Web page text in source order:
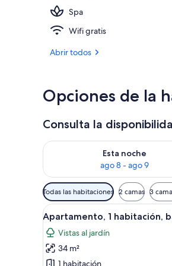
Spa
Wifi gratis
Abrir todos
Opciones de la
Consulta la
Esta noche
ago 8 - ago 9
Consulta la disponibilidad
Filtros
disponibles
para
las
habitaciones
Todas las habitaciones 2 camas 3
Abrir
todas
las
fotos
5
Apartamento, 1 habitación,
Vistas al jardín
34 m²
1 habitación